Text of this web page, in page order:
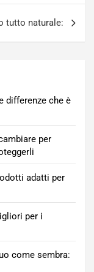
tutto naturale:
differenze che è
per
adatti per
per i
come sembra: